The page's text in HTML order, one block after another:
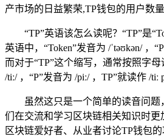
产市场的日益繁荣,TP钱包的用户数
“TP”英语该怎么读呢？“TP”是
英语中，“Token”发音为 /ˈtəʊkən/ ，
而对于“TP”这个缩写，通常按照字
/tiː/ ，“P”发音为 /piː/ ，TP”就读作 /tiː
虽然这只是一个简单的读音问
们在交流和学习区块链相关知识时
区块链爱好者、从业者讨论TP钱包